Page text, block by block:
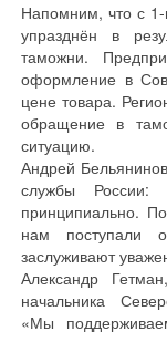
Напомним, что с 1-
упразднён в
таможни.
оформление в
цене товара.
обращение в
ситуацию.
Андрей
службы России:
принципиально.
нам поступали
заслуживают
Александр
начальника
«Мы